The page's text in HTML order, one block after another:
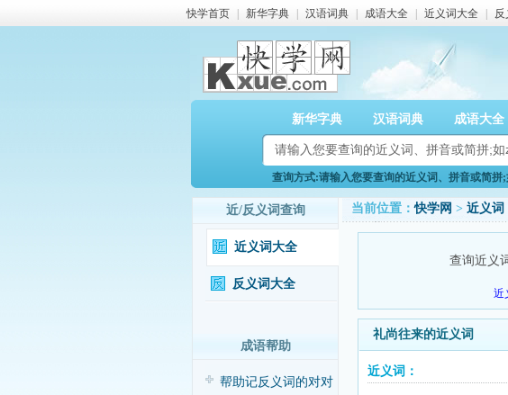
快学首页 新华字典 汉语词典 成语大全 近义词大全 反
新华字典 汉语词典 成语大全
查询方式:请输入您要查询的近义词、拼音或简拼
近/反义词查询
近义词大全
反义词大全
成语帮助
帮助记反义词的对对
当前位置：快学网 > 近义词
查询近义
近
礼尚往来的近义词
近义词：